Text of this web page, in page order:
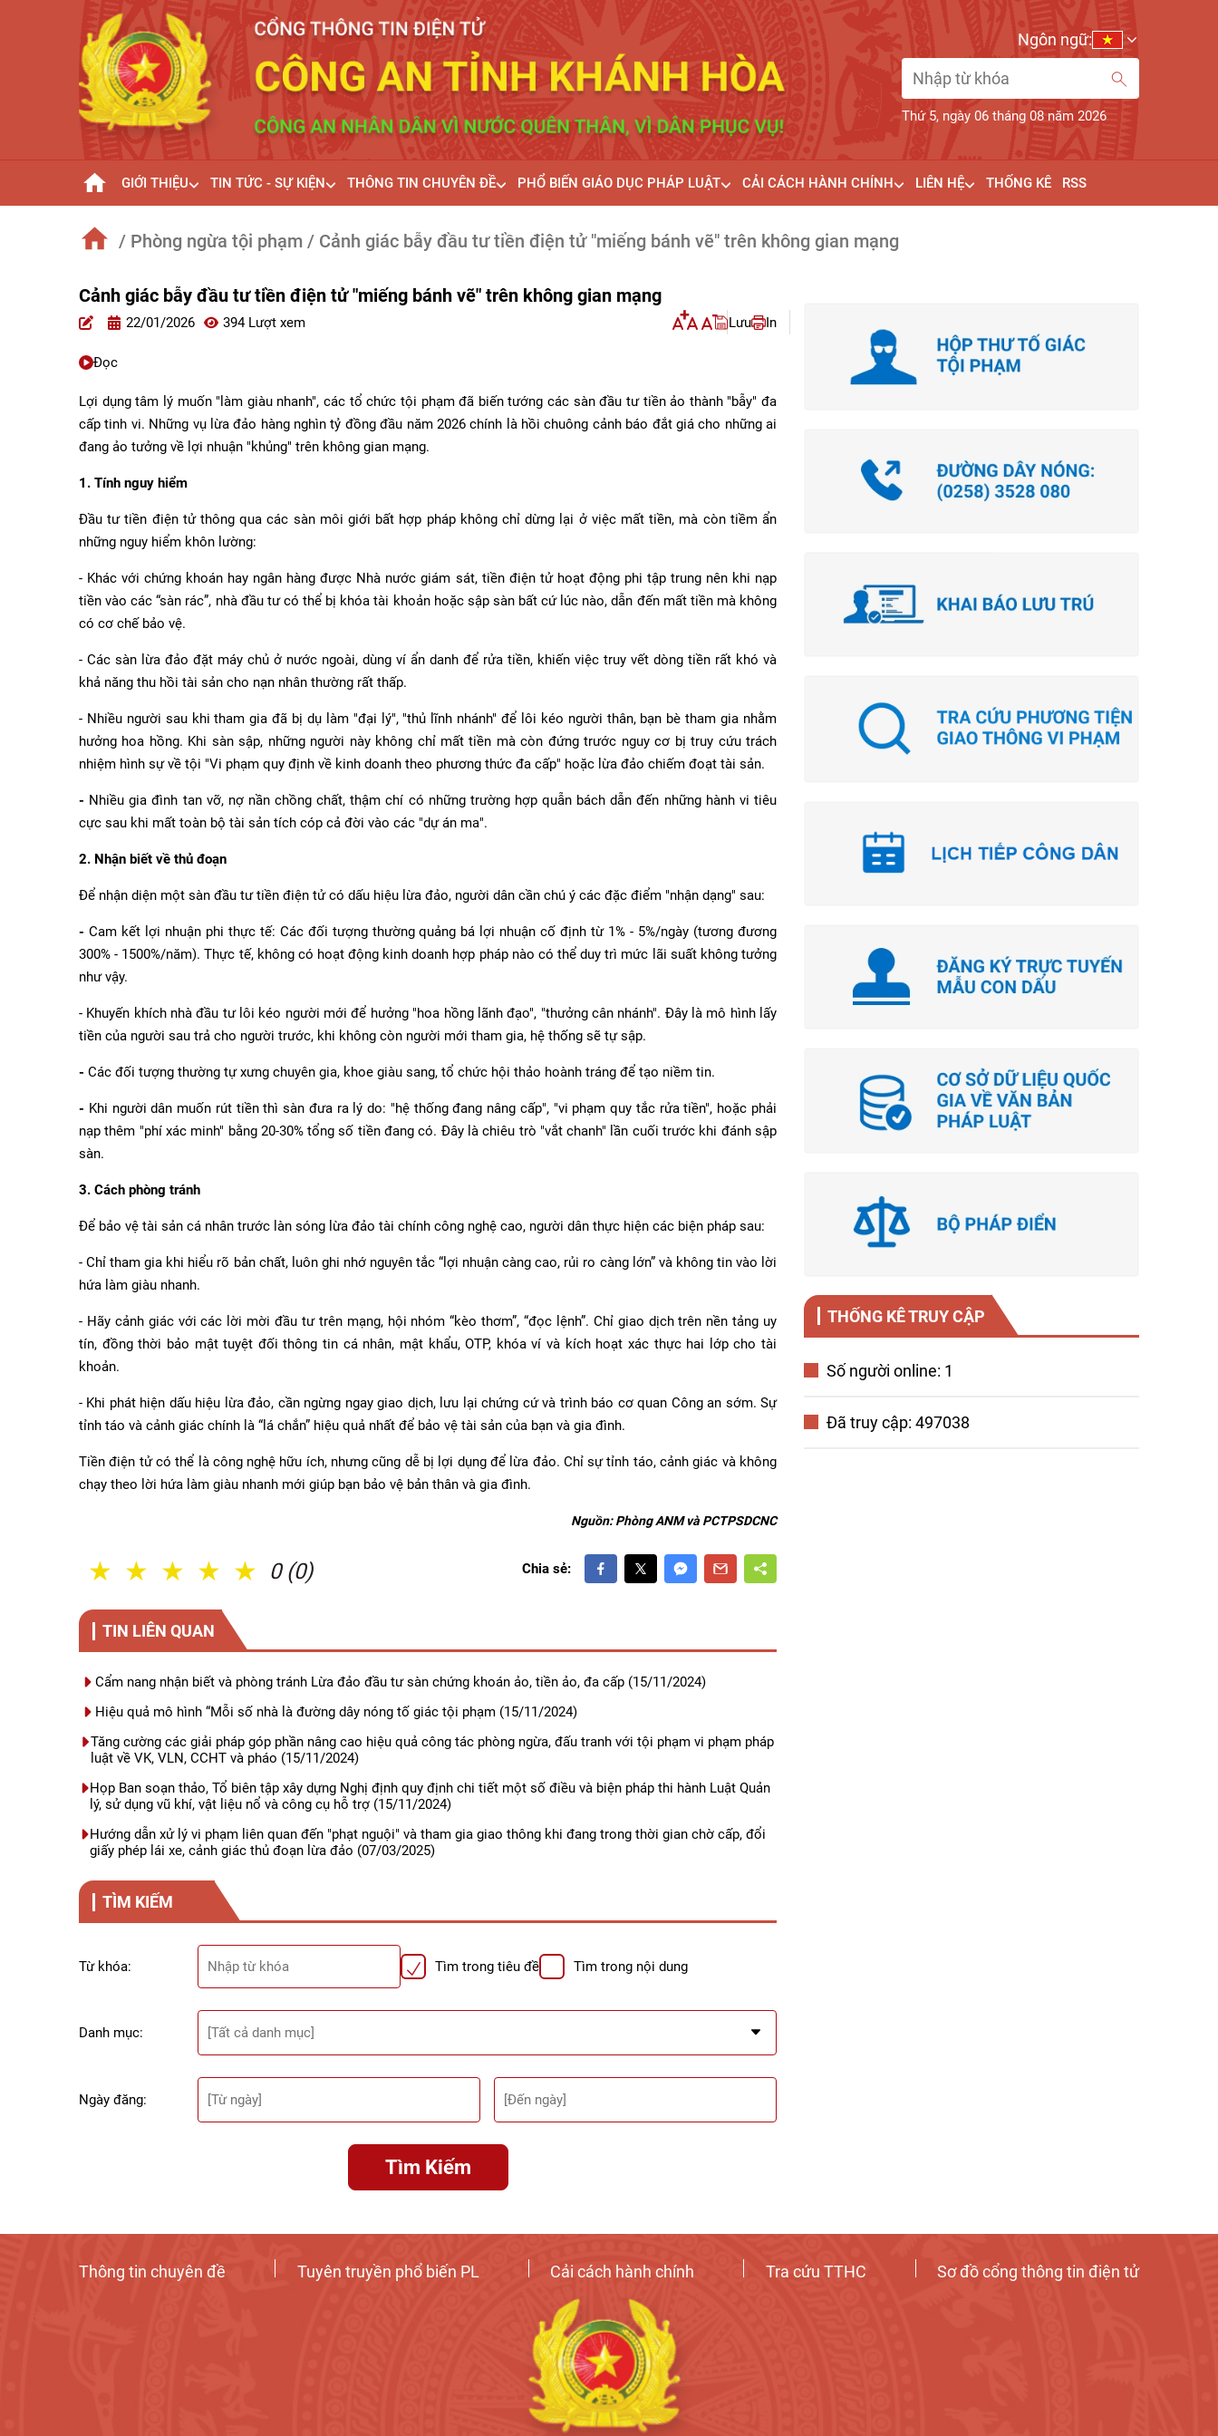
Thứ 5, ngày 06 tháng 08 năm 2026
Ngôn ngữ:
GIỚI THIỆU TIN TỨC - SỰ KIỆN THÔNG TIN CHUYÊN ĐỀ PHỔ BIẾN GIÁO DỤC PHÁP LUẬT CẢI CÁCH HÀNH CHÍNH LIÊN HỆ THỐNG KÊ RSS
/ Phòng ngừa tội phạm / Cảnh giác bẫy đầu tư tiền điện tử "miếng bánh vẽ" trên không gian mạng
Cảnh giác bẫy đầu tư tiền điện tử "miếng bánh vẽ" trên không gian mạng
22/01/2026 394 Lượt xem Lưu In
Đọc
Lợi dụng tâm lý muốn "làm giàu nhanh", các tổ chức tội phạm đã biến tướng các sàn đầu tư tiền ảo thành "bẫy" đa
cấp tinh vi. Những vụ lừa đảo hàng nghìn tỷ đồng đầu năm 2026 chính là hồi chuông cảnh báo đắt giá cho những ai
đang ảo tưởng về lợi nhuận "khủng" trên không gian mạng.
1. Tính nguy hiểm
Đầu tư tiền điện tử thông qua các sàn môi giới bất hợp pháp không chỉ dừng lại ở việc mất tiền, mà còn tiềm ẩn
những nguy hiểm khôn lường:
- Khác với chứng khoán hay ngân hàng được Nhà nước giám sát, tiền điện tử hoạt động phi tập trung nên khi nạp
tiền vào các “sàn rác”, nhà đầu tư có thể bị khóa tài khoản hoặc sập sàn bất cứ lúc nào, dẫn đến mất tiền mà không
có cơ chế bảo vệ.
- Các sàn lừa đảo đặt máy chủ ở nước ngoài, dùng ví ẩn danh để rửa tiền, khiến việc truy vết dòng tiền rất khó và
khả năng thu hồi tài sản cho nạn nhân thường rất thấp.
- Nhiều người sau khi tham gia đã bị dụ làm "đại lý", "thủ lĩnh nhánh" để lôi kéo người thân, bạn bè tham gia nhằm
hưởng hoa hồng. Khi sàn sập, những người này không chỉ mất tiền mà còn đứng trước nguy cơ bị truy cứu trách
nhiệm hình sự về tội "Vi phạm quy định về kinh doanh theo phương thức đa cấp" hoặc lừa đảo chiếm đoạt tài sản.
- Nhiều gia đình tan vỡ, nợ nần chồng chất, thậm chí có những trường hợp quẫn bách dẫn đến những hành vi tiêu
cực sau khi mất toàn bộ tài sản tích cóp cả đời vào các "dự án ma".
2. Nhận biết về thủ đoạn
Để nhận diện một sàn đầu tư tiền điện tử có dấu hiệu lừa đảo, người dân cần chú ý các đặc điểm "nhận dạng" sau:
- Cam kết lợi nhuận phi thực tế: Các đối tượng thường quảng bá lợi nhuận cố định từ 1% - 5%/ngày (tương đương
300% - 1500%/năm). Thực tế, không có hoạt động kinh doanh hợp pháp nào có thể duy trì mức lãi suất không tưởng
như vậy.
- Khuyến khích nhà đầu tư lôi kéo người mới để hưởng "hoa hồng lãnh đạo", "thưởng cân nhánh". Đây là mô hình lấy
tiền của người sau trả cho người trước, khi không còn người mới tham gia, hệ thống sẽ tự sập.
- Các đối tượng thường tự xưng chuyên gia, khoe giàu sang, tổ chức hội thảo hoành tráng để tạo niềm tin.
- Khi người dân muốn rút tiền thì sàn đưa ra lý do: "hệ thống đang nâng cấp", "vi phạm quy tắc rửa tiền", hoặc phải
nạp thêm "phí xác minh" bằng 20-30% tổng số tiền đang có. Đây là chiêu trò "vắt chanh" lần cuối trước khi đánh sập
sàn.
3. Cách phòng tránh
Để bảo vệ tài sản cá nhân trước làn sóng lừa đảo tài chính công nghệ cao, người dân thực hiện các biện pháp sau:
- Chỉ tham gia khi hiểu rõ bản chất, luôn ghi nhớ nguyên tắc “lợi nhuận càng cao, rủi ro càng lớn” và không tin vào lời
hứa làm giàu nhanh.
- Hãy cảnh giác với các lời mời đầu tư trên mạng, hội nhóm “kèo thơm”, “đọc lệnh”. Chỉ giao dịch trên nền tảng uy
tín, đồng thời bảo mật tuyệt đối thông tin cá nhân, mật khẩu, OTP, khóa ví và kích hoạt xác thực hai lớp cho tài
khoản.
- Khi phát hiện dấu hiệu lừa đảo, cần ngừng ngay giao dịch, lưu lại chứng cứ và trình báo cơ quan Công an sớm. Sự
tỉnh táo và cảnh giác chính là “lá chắn” hiệu quả nhất để bảo vệ tài sản của bạn và gia đình.
Tiền điện tử có thể là công nghệ hữu ích, nhưng cũng dễ bị lợi dụng để lừa đảo. Chỉ sự tỉnh táo, cảnh giác và không
chạy theo lời hứa làm giàu nhanh mới giúp bạn bảo vệ bản thân và gia đình.
Nguồn: Phòng ANM và PCTPSDCNC
0 (0)
5 Sao
4 Sao
3 Sao
2 Sao
1 Sao Chia sẻ:
TIN LIÊN QUAN
Cẩm nang nhận biết và phòng tránh Lừa đảo đầu tư sàn chứng khoán ảo, tiền ảo, đa cấp (15/11/2024)
Hiệu quả mô hình “Mỗi số nhà là đường dây nóng tố giác tội phạm (15/11/2024)
Tăng cường các giải pháp góp phần nâng cao hiệu quả công tác phòng ngừa, đấu tranh với tội phạm vi phạm pháp
luật về VK, VLN, CCHT và pháo (15/11/2024)
Họp Ban soạn thảo, Tổ biên tập xây dựng Nghị định quy định chi tiết một số điều và biện pháp thi hành Luật Quản
lý, sử dụng vũ khí, vật liệu nổ và công cụ hỗ trợ(15/11/2024)
Hướng dẫn xử lý vi phạm liên quan đến "phạt nguội" và tham gia giao thông khi đang trong thời gian chờ cấp, đổi
giấy phép lái xe, cảnh giác thủ đoạn lừa đảo (07/03/2025)
TÌM KIẾM
Từ khóa: Tìm trong tiêu đề Tìm trong nội dung
Danh mục:
Ngày đăng:
Tìm Kiếm
THỐNG KÊ TRUY CẬP
Số người online: 1
Đã truy cập: 497038
Thông tin chuyên đề Tuyên truyền phổ biến PL Cải cách hành chính Tra cứu TTHC
Sơ đồ cổng thông tin điện tử